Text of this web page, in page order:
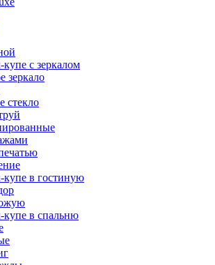
с зеркалом
зеркало
стекло
в гостиную
в спальню